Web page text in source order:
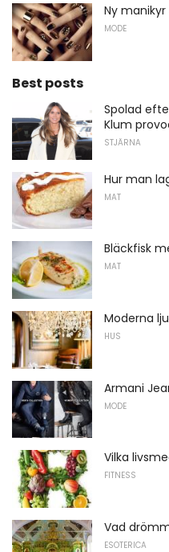
Ny manikyr
MODE
Best posts
Spolad
Klum
STJÄRNA
Hur man
MAT
Bläckfisk
MAT
Moderna
HUS
Armani
MODE
Vilka
FITNESS
Vad
ESOTERICA